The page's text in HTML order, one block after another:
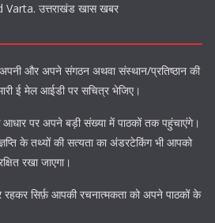
Varta. उत्तराखंड खास खबर
और अपने संगठन अथवा संस्थान/प्रतिष्ठान की
ई मेल आईडी पर सचित्र भेजिए।
पर अपने बड़ी संख्या में पाठकों तक पहुंचाएंगे।
के तथ्यों की सत्यता का अंडरटेकिंग भी आपको
रखा जाएगा।
रहकर सिर्फ़ आपकी रचनात्मकता को अपने पाठकों के